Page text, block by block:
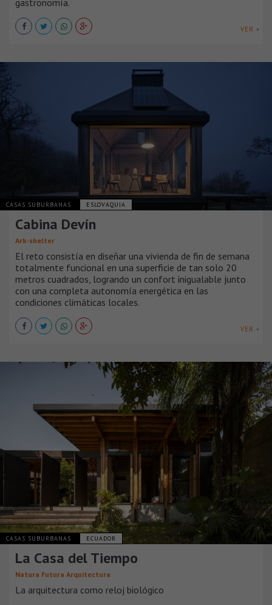
gastronomía.
VER +
CASAS SUBURBANAS ESLOVAQUIA
Cabina Devín
Ark-shelter
El reto consistía en diseñar una vivienda de fin de semana
totalmente funcional en una superficie de tan solo 20
metros cuadrados, logrando un confort inigualable junto
con una completa autonomía energética en las
condiciones climáticas locales.
VER +
CASAS SUBURBANAS ECUADOR
La Casa del Tiempo
Natura Futura Arquitectura
La arquitectura como reloj biológico